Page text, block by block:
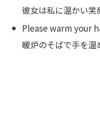
彼女は私に温かい笑
Please warm your
暖炉のそばで手を温